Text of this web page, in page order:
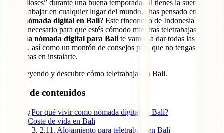
de los dioses” durante una buena temporada. Si tienes la suerte de
poder trabajar en cualquier lugar del mundo, ¿has pensado en
como nómada digital en Bali? Este rinconcito de Indonesia tiene
todo lo necesario para que estés cómodo mientras teletrabajas y en
guía nómada digital para Bali te vamos a dar todas las
razones, así como un montón de consejos para que no tengas
problemas en instalarte.
Sigue leyendo y descubre cómo teletrabajar en Bali.
Tabla de contenidos
¿Por qué vivir como nómada digital en Bali?
2Coste de vida en Bali
2.11. Alojamiento para teletrabajo en Bali